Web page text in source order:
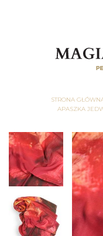
STRONA
APASZKA